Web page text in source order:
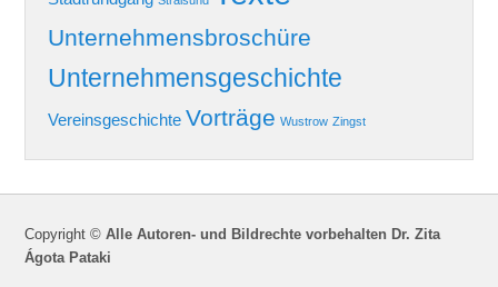
Unternehmensbroschüre
Unternehmensgeschichte
Vereinsgeschichte Vorträge Wustrow Zingst
Copyright ©Alle Autoren- und Bildrechte vorbehalten Dr. Zita
Ágota Pataki